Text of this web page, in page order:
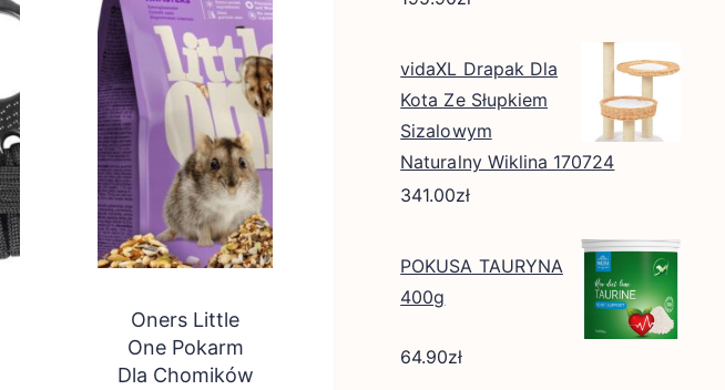
Oners Little
One Pokarm
Dla Chomików
vidaXL Drapak Dla
Kota Ze Słupkiem
Sizalowym
Naturalny Wiklina 170724
341.00zł
POKUSA TAURYNA
400g
64.90zł